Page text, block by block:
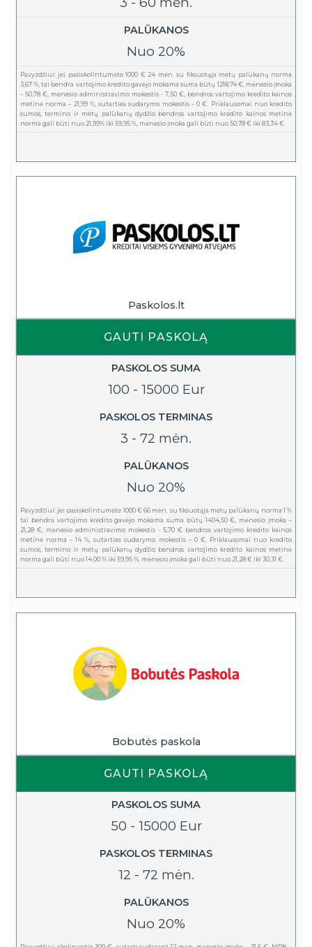
PALŪKANOS
Nuo 20%
Pavyzdžiui: jei pasiskolintumėte 1000 € 24 mėn. su fiksuotąja metų palūkanų norma
3,67 %, tai bendra vartojimo kredito gavėjo mokama suma būtų 1218,74 €, mėnesio įmoka
– 50,78 €, mėnesio administravimo mokestis - 7,50 €, bendros vartojimo kredito kainos
metinė norma – 21,99 %, sutarties sudarymo mokestis – 0 €. Priklausomai nuo kredito
sumos, termino ir metų palūkanų dydžio bendros vartojimo kredito kainos metinė
norma gali būti nuo 21,99% iki 59,95 %, mėnesio įmoka gali būti nuo 50,78 € iki 83,34 €.
Paskolos.lt
GAUTI PASKOLĄ
PASKOLOS SUMA
100 - 15000 Eur
PASKOLOS TERMINAS
3 - 72 mėn.
PALŪKANOS
Nuo 20%
Pavyzdžiui: jei pasiskolintumėte 1000 € 66 mėn. su fiksuotąja metų palūkanų norma 1 %
tai bendra vartojimo kredito gavėjo mokama suma būtų 1404,50 €, mėnesio įmoka –
21,28 €, mėnesio administravimo mokestis - 5,70 € bendros vartojimo kredito kainos
metinė norma – 14 %, sutarties sudarymo mokestis – 0 €. Priklausomai nuo kredito
sumos, termino ir metų palūkanų dydžio bendros vartojimo kredito kainos metinė
norma gali būti nuo 14,00 % iki 59,95 %, mėnesio įmoka gali būti nuo 21,28 € iki 30,31 €.
Bobutės paskola
GAUTI PASKOLĄ
PASKOLOS SUMA
50 - 15000 Eur
PASKOLOS TERMINAS
12 - 72 mėn.
PALŪKANOS
Nuo 20%